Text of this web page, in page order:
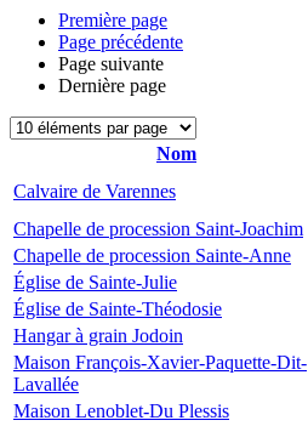
Première page
Page précédente
Page suivante
Dernière page
Nom
Calvaire de Varennes
Chapelle de procession Saint-Joachim
Chapelle de procession Sainte-Anne
Église de Sainte-Julie
Église de Sainte-Théodosie
Hangar à grain Jodoin
Maison François-Xavier-Paquette-Dit-
Lavallée
Maison Lenoblet-Du Plessis